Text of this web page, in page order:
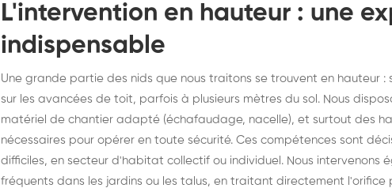
L'intervention en hauteur : une
indispensable
Une grande partie des nids que nous traitons se trouvent en hauteur :
sur les avancées de toit, parfois à plusieurs mètres du sol. Nous
matériel de chantier adapté (échafaudage, nacelle), et surtout des
nécessaires pour opérer en toute sécurité. Ces compétences sont
difficiles, en secteur d'habitat collectif ou individuel. Nous intervenons
fréquents dans les jardins ou les talus, en traitant directement l'orifice